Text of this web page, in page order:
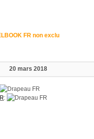
FR non exclu
20 mars 2018
: